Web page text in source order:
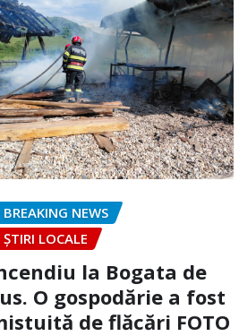
BREAKING NEWS
ȘTIRI LOCALE
la Bogata de
O gospodărie a fost
de flăcări FOTO